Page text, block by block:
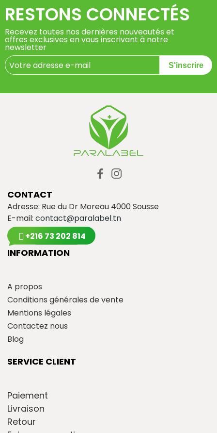
RESTONS CONNECTÉS
Recevez toutes nos dernières nouveautés et
offres exclusives en vous inscrivant à notre
newsletter
S'inscrire
CONTACT
Adresse: Rue du Dr Moreau 4000 Sousse
E-mail: contact@paralabel.tn
+216 73 202 814
INFORMATION
A propos
Conditions générales de vente
Mentions légales
Contactez nous
Blog
SERVICE CLIENT
Paiement
Livraison
Retour